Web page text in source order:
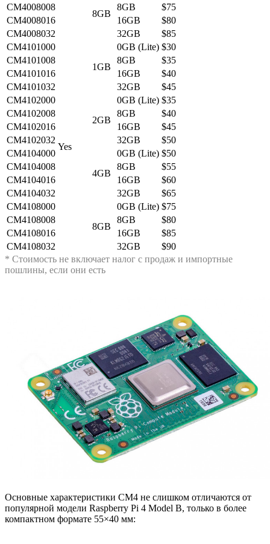
8GB
CM4008008
8GB
$75
CM4008016
16GB
$80
CM4008032
32GB
$85
CM4101000
Yes
1GB
0GB (Lite) $30
CM4101008
8GB
$35
CM4101016
16GB
$40
CM4101032
32GB
$45
CM4102000
2GB
0GB (Lite) $35
CM4102008
8GB
$40
CM4102016
16GB
$45
CM4102032
32GB
$50
CM4104000
4GB
0GB (Lite) $50
CM4104008
8GB
$55
CM4104016
16GB
$60
CM4104032
32GB
$65
CM4108000
8GB
0GB (Lite) $75
CM4108008
8GB
$80
CM4108016
16GB
$85
CM4108032
32GB
$90
* Стоимость не включает налог с продаж и импортные
пошлины, если они есть
Основные характеристики CM4 не слишком отличаются от
популярной модели Raspberry Pi 4 Model B, только в более
компактном формате 55×40 мм: